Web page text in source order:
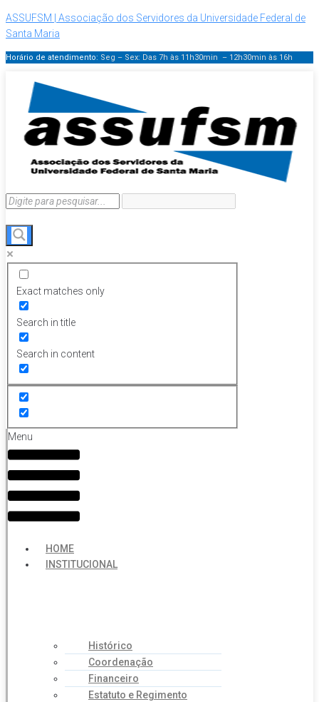
ASSUFSM | Associação dos Servidores da Universidade Federal de
Santa Maria
Horário de atendimento: Seg – Sex: Das 7h às 11h30min – 12h30min às 16h
Exact matches only
Search in title
Search in content
Menu
HOME
INSTITUCIONAL
Histórico
Coordenação
Financeiro
Estatuto e Regimento